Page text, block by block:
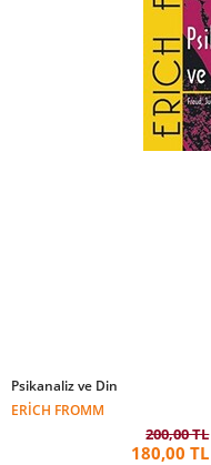
Psikanaliz ve Din
ERICH FROMM
200,00 TL
180,00 TL